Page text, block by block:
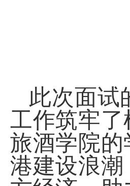
此次面试
工作筑牢
旅酒学院
港建设浪